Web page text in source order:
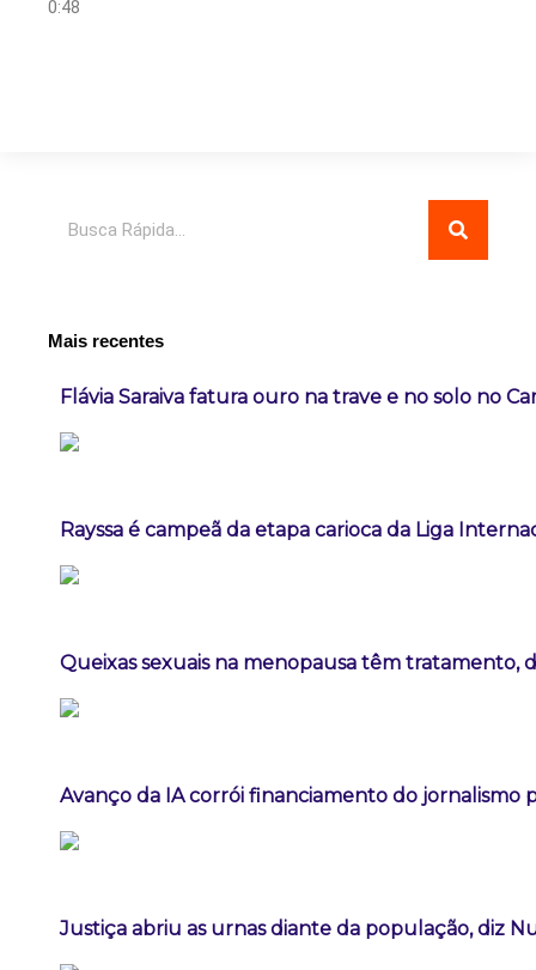
0:48
Mais recentes
Flávia Saraiva fatura ouro na trave e no solo no
Rayssa é campeã da etapa carioca da Liga
Queixas sexuais na menopausa têm tratamento,
Avanço da IA corrói financiamento do jornalismo
Justiça abriu as urnas diante da população, diz